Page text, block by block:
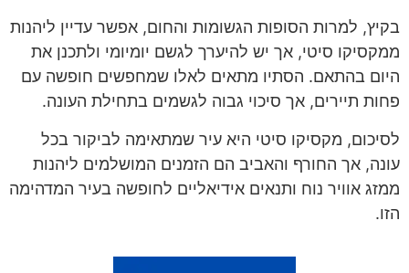
בקיץ, למרות הסופות הגשומות והחום, אפשר עדיין ליהנות
ממקסיקו סיטי, אך יש להיערך לגשם יומיומי ולתכנן את
היום בהתאם. הסתיו מתאים לאלו שמחפשים חופשה עם
פחות תיירים, אך סיכוי גבוה לגשמים בתחילת העונה.
לסיכום, מקסיקו סיטי היא עיר שמתאימה לביקור בכל
עונה, אך החורף והאביב הם הזמנים המושלמים ליהנות
ממזג אוויר נוח ותנאים אידיאליים לחופשה בעיר המדהימה
הזו.